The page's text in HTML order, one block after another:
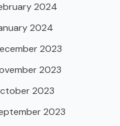
2024
2024
2023
2023
2023
2023